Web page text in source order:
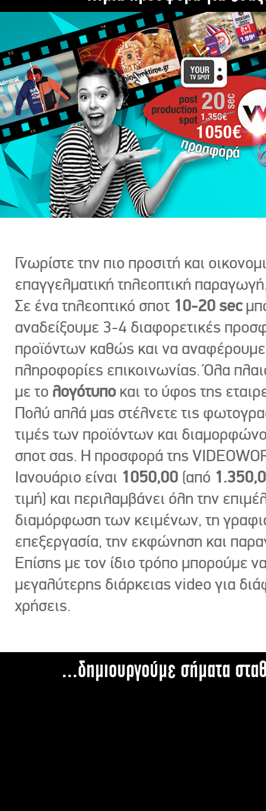
Γνωρίστε την πιο προσιτή και
επαγγελματική τηλεοπτική
Σε ένα τηλεοπτικό σποτ 10-20 sec
αναδείξουμε 3-4 διαφορετικές
προϊόντων καθώς και να
πληροφορίες επικοινωνίας. Όλα
με το λογότυπο και το ύφος της
Πολύ απλά μας στέλνετε τις
τιμές των προϊόντων και
σποτ σας. Η προσφορά της
Ιανουάριο είναι 1050,00 (από
τιμή) και περιλαμβάνει όλη την
διαμόρφωση των κειμένων, τη
επεξεργασία, την εκφώνηση και
Επίσης με τον ίδιο τρόπο μπορούμε
μεγαλύτερης διάρκειας video για
χρήσεις.
...δημιουργούμε σήματα